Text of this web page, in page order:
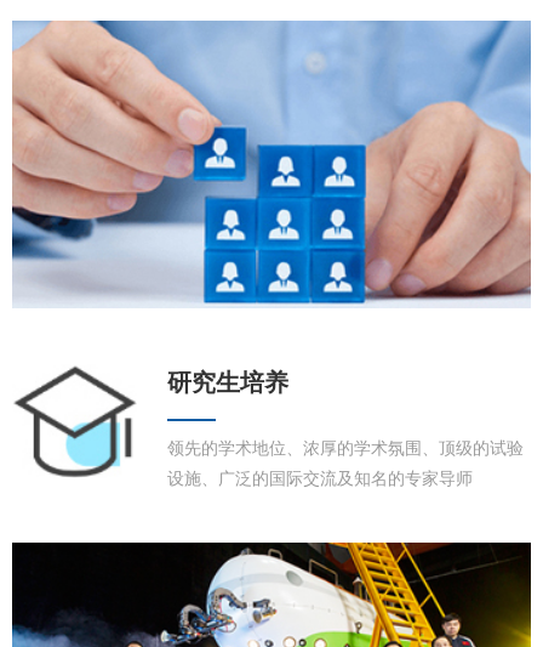
研究生培养
领先的学术地位、浓厚的学术氛围、顶级的试验
设施、广泛的国际交流及知名的专家导师